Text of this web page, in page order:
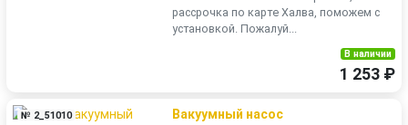
рассрочка по карте Халва, поможем с
установкой. Пожалуй...
В наличии
1 253 ₽
№ 2_51010
Вакуумный насос